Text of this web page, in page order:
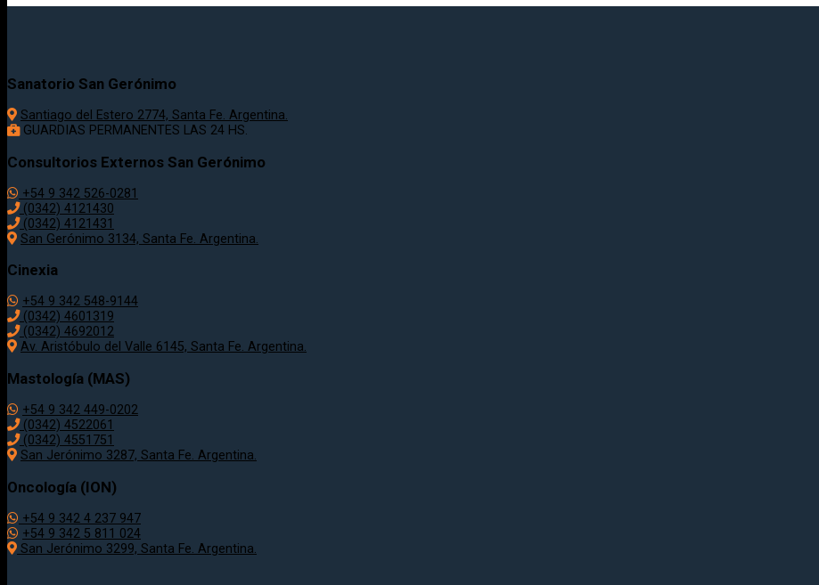
Sanatorio San Gerónimo
Santiago del Estero 2774, Santa Fe. Argentina.
GUARDIAS PERMANENTES LAS 24 HS.
Consultorios Externos San Gerónimo
+54 9 342 526-0281
(0342) 4121430
(0342) 4121431
San Gerónimo 3134, Santa Fe. Argentina.
Cinexia
+54 9 342 548-9144
(0342) 4601319
(0342) 4692012
Av. Aristóbulo del Valle 6145, Santa Fe. Argentina.
Mastología (MAS)
+54 9 342 449-0202
(0342) 4522061
(0342) 4551751
San Jerónimo 3287, Santa Fe. Argentina.
Oncología (ION)
+54 9 342 4 237 947
+54 9 342 5 811 024
San Jerónimo 3299, Santa Fe. Argentina.